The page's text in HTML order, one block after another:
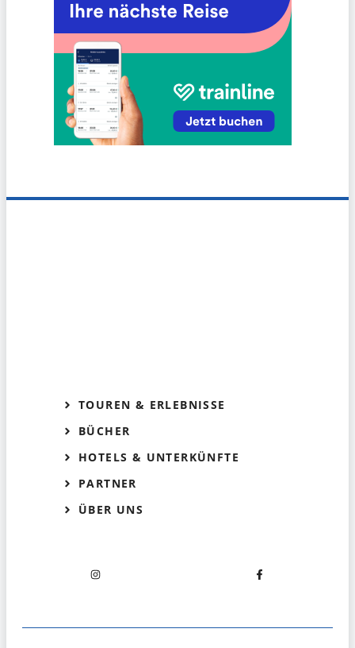
TOUREN & ERLEBNISSE
BÜCHER
HOTELS & UNTERKÜNFTE
PARTNER
ÜBER UNS